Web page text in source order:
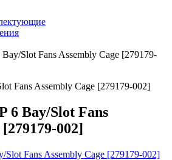
Slot Fans Assembly Cage [279179-
Fans Assembly Cage [279179-002]
6 Bay/Slot Fans
002]